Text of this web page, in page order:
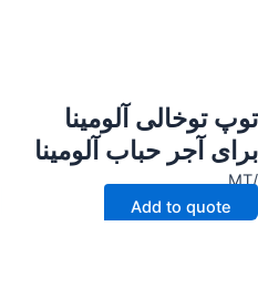
توپ توخالی آلومینا
برای آجر حباب آلومینا
/MT
Add to quote